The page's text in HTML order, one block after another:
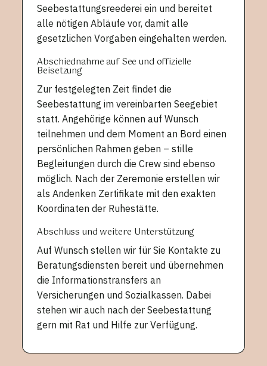
Seebestattungsreederei ein und bereitet
alle nötigen Abläufe vor, damit alle
gesetzlichen Vorgaben eingehalten werden.
Abschiednahme auf See und offizielle
Beisetzung
Zur festgelegten Zeit findet die
Seebestattung im vereinbarten Seegebiet
statt. Angehörige können auf Wunsch
teilnehmen und dem Moment an Bord einen
persönlichen Rahmen geben – stille
Begleitungen durch die Crew sind ebenso
möglich. Nach der Zeremonie erstellen wir
als Andenken Zertifikate mit den exakten
Koordinaten der Ruhestätte.
Abschluss und weitere Unterstützung
Auf Wunsch stellen wir für Sie Kontakte zu
Beratungsdiensten bereit und übernehmen
die Informationstransfers an
Versicherungen und Sozialkassen. Dabei
stehen wir auch nach der Seebestattung
gern mit Rat und Hilfe zur Verfügung.